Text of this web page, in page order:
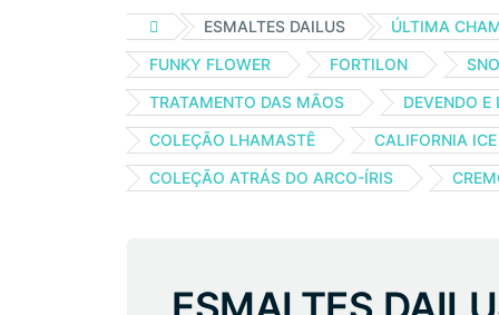
ESMALTES DAILUS ÚLTIMA
FUNKY FLOWER
FORTILON
TRATAMENTO DAS MÃOS
DEVENDO E
COLEÇÃO LHAMASTÊ
CALIFORNIA
COLEÇÃO ATRÁS DO ARCO-ÍRIS